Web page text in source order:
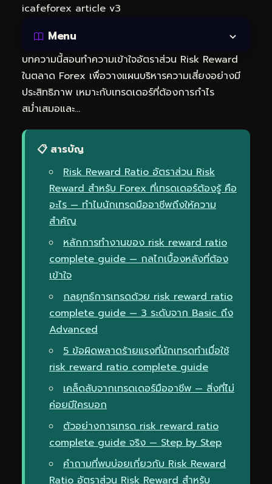
icafeforex article v3
Menu
บทความนี้สอนทำความเข้าใจอัตราส่วน Risk Reward
ในตลาด Forex เพื่อวางแผนบริหารความเสี่ยงอย่างมี
ประสิทธิภาพ เหมาะกับเทรดเดอร์ที่ต้องการกำไร
สม่ำเสมอและ…
📋 สารบัญ
Risk Reward Ratio อัตราส่วน Risk
Reward สำหรับ Forex ที่เทรดเดอร์ต้องรู้ คือ
อะไร — ทำไมนักเทรดมืออาชีพถึงให้ความ
สำคัญ
หลักการทำงานของ risk reward ratio
complete guide — กลไกเบื้องหลังที่ต้อง
เข้าใจ
กลยุทธ์การเทรดด้วย risk reward ratio
complete guide — 3 ระดับจาก Basic ถึง
Advanced
5 ข้อผิดพลาดร้ายแรงที่นักเทรดทำเมื่อใช้
risk reward ratio complete guide
เคล็ดลับจากเทรดเดอร์มืออาชีพ — สิ่งที่ไม่
ค่อยมีใครบอก
ตัวอย่างการเทรด risk reward ratio
complete guide จริง — Step by Step
คำถามที่พบบ่อยเกี่ยวกับ Risk Reward
Ratio อัตราส่วน Risk Reward สำหรับ